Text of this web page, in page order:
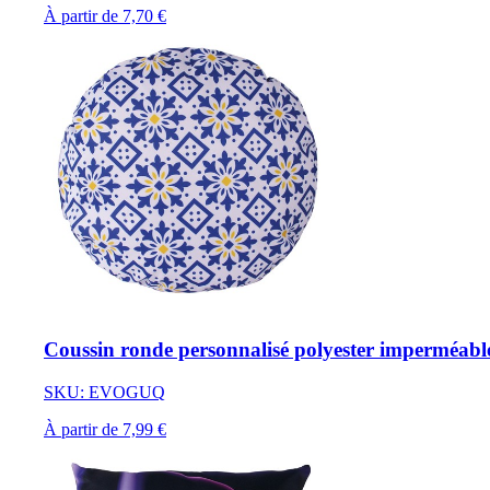
À partir de 7,70 €
Coussin ronde personnalisé polyester
SKU: EVOGUQ
À partir de 7,99 €